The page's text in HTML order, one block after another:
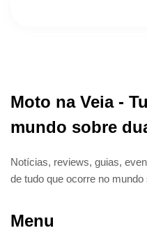
Moto na Veia -
mundo sobre
Notícias, reviews, guias,
de tudo que ocorre no
Menu